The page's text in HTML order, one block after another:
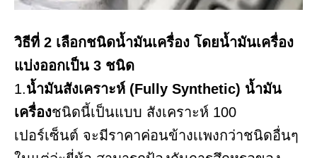
วิธีที่ 2 เลือกชนิดน้ำมันเครื่อง โดยน้ำมันเครื่อง
แบ่งออกเป็น 3 ชนิด
1.น้ำมันสังเคราะห์ (Fully Synthetic) น้ำมัน
เครื่องชนิดนี้เป็นแบบ สังเคราะห์ 100
เปอร์เซ็นต์ จะมีราคาค่อนข้างเเพงกว่าชนิดอื่นๆ